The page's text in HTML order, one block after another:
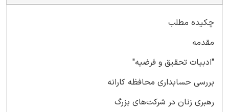
چکیده مطلب
مقدمه
"ادبیات تحقیق و فرضیه"
بررسی حسابداری محافظه کارانه
رهبری زنان در شرکت‌های بزرگ